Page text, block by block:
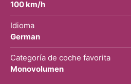
100 km/h
Idioma
German
Categoría de coche favorita
Monovolumen